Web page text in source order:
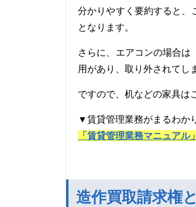
分かりやすく要約すると、
となります。
さらに、エアコンの場合は
用があり、取り外されてし
ですので、机などの家具は
▼賃貸管理業務がまるわか
「賃貸管理業務マニュア
造作買取請求権